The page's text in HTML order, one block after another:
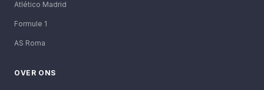
Atlético Madrid
Formule 1
AS Roma
OVER ONS